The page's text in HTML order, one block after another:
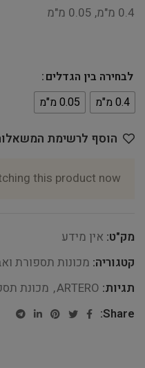
0.4 מ"מ, 0.05 מ"מ
לבחירה בין הגדלים
0.4 מ"מ
0.05 מ"מ
הוסף לרשימת
this product now!
מק"ט: אין מידע
קטגוריה: מכונות תספורת
תגיות: ARTERO
, מכונת
Share: